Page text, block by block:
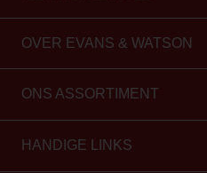
OVER EVANS & WATSON
ONS ASSORTIMENT
HANDIGE LINKS